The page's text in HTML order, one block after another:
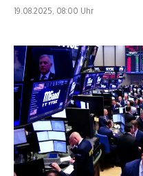
19.08.2025, 08:00 Uhr